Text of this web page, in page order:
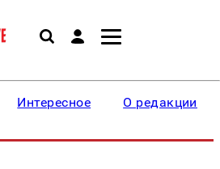
Интересное О редакции